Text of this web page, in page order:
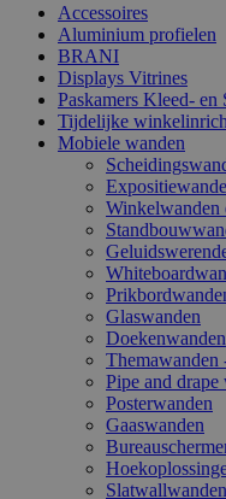
Accessoires
Aluminium profielen
BRANI
Displays Vitrines
Paskamers Kleed- en
Tijdelijke
Mobiele wanden
Winkelwanden
Glaswanden
Doekenwanden
Themawanden
Pipe and drape
Posterwanden
Gaaswanden
Slatwallwanden